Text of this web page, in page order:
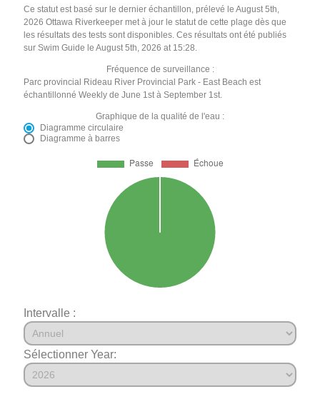
Ce statut est basé sur le dernier échantillon, prélevé le August 5th,
2026 Ottawa Riverkeeper met à jour le statut de cette plage dès que
les résultats des tests sont disponibles. Ces résultats ont été publiés
sur Swim Guide le August 5th, 2026 at 15:28.
Fréquence de surveillance :
Parc provincial Rideau River Provincial Park - East Beach est
échantillonné Weekly de June 1st à September 1st.
Graphique de la qualité de l'eau :
Diagramme circulaire
Diagramme à barres
Intervalle :
Sélectionner Year: